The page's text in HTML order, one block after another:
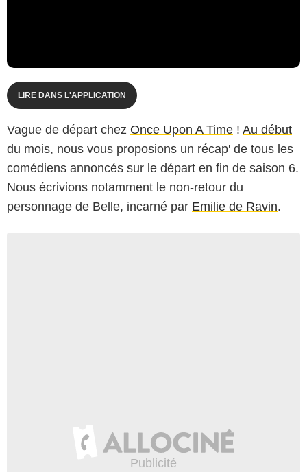
LIRE DANS L'APPLICATION
Vague de départ chez Once Upon A Time ! Au début
du mois, nous vous proposions un récap' de tous les
comédiens annoncés sur le départ en fin de saison 6.
Nous écrivions notamment le non-retour du
personnage de Belle, incarné par Emilie de Ravin.